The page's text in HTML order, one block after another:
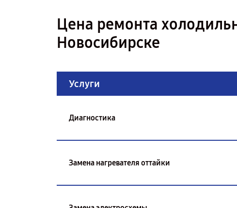
Цена ремонта
Новосибирске
Услуги
Диагностика
Замена нагревателя оттайки